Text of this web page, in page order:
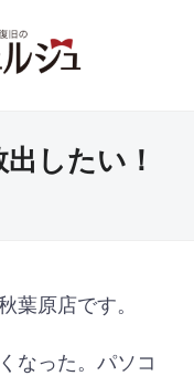
したい！
葉原店です。
なった。パソコ